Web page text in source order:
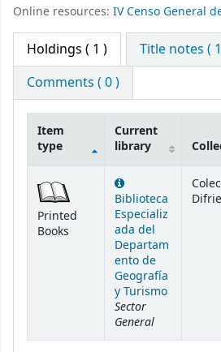
Online resources: IV Censo General
Holdings ( 1 )
Title notes (
Comments ( 0 )
Item
type
Current
library
Printed
Books
Biblioteca
Especializ
ada del
Departam
ento de
Geografía
y Turismo
Sector
General